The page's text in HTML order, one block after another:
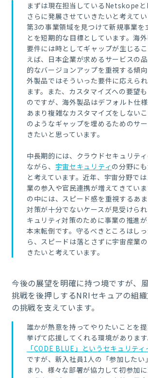
まずは現在担当しているNetskope
さらに発展させていきたいと考えてい
第3の事業領域を見つけて新規事業を
とを短期的な目標としています。海
要件には時としてギャップが生じる
えば、日本企業が求めるサービスの
的なバージョンアップを重視する傾
外製品ではそういった要件に応えら
ます。また、カスタマイズへの要望
のですが、海外製品はデフォルト仕様
あまり複雑なカスタマイズをしない
のようなギャップを埋めるためのサ
きたいと思っています。
中長期的には、クラウドセキュリテ
ながら、 宇宙セキュリティ の分野に
と考えています。近年、宇宙分野で
業の参入や官民連携が増えてきてい
の中には、スピード感を重視するあ
対策が十分でないケースが見受けら
キュリティ対策のために事業の推進
本末転倒です。守るべきところはし
ら、スピードは落とさずに宇宙産業
きたいと考えています。
今後の展望を明確に持つ境ですが、
挑戦を後押しするNRIセキュアの組
の挑戦を支えています。
誰かが熱意を持ってやりたいことを
挙げて応援してくれる環境があります
「CODE BLUE」というセキュリティ
ですが、新入社員1人の「参加したい
まり、様々な部署が協力して初参加